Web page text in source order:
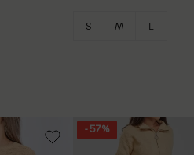
S M L
- 57%